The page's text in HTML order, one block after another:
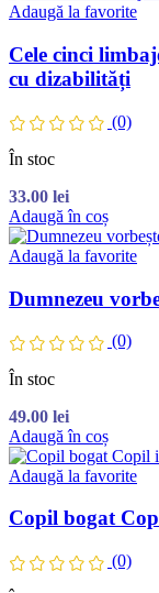
Adaugă la favorite
Cele cinci
cu dizabilități
(0)
În stoc
33.00 lei
Adaugă în coș
Adaugă la favorite
Dumnezeu
(0)
În stoc
49.00 lei
Adaugă în coș
Adaugă la favorite
Copil bogat
(0)